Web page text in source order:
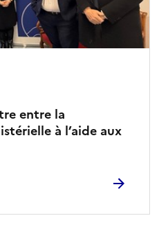
entre la
à l’aide aux